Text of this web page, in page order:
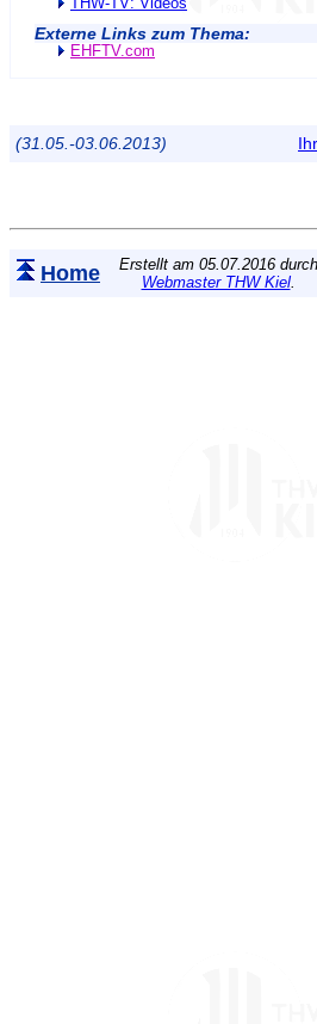
THW-TV: Videos
Externe Links zum Thema:
EHFTV.com
(31.05.-03.06.2013)
Home
Erstellt am 05.07.2016 durch
Webmaster THW Kiel.